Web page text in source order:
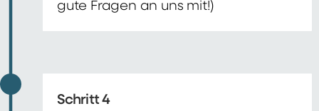
gute Fragen an uns mit!)
Schritt 4